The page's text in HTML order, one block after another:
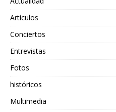
Artículos
Conciertos
Entrevistas
Fotos
históricos
Multimedia